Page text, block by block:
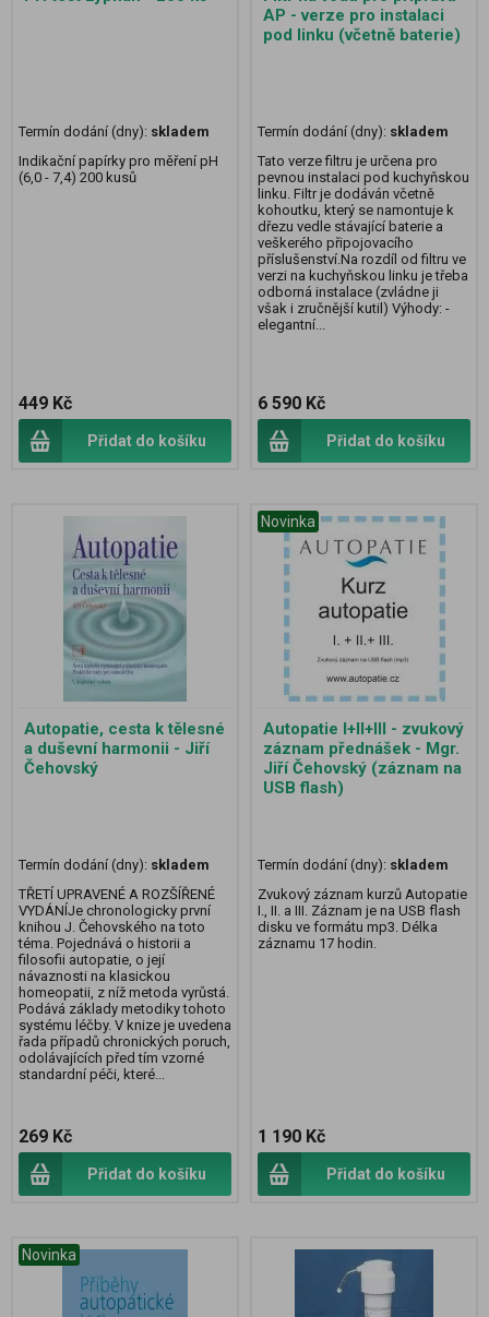
Termín dodání (dny): skladem
Indikační papírky pro měření pH
(6,0 - 7,4) 200 kusů
449 Kč
Přidat do košíku
AP - verze pro instalaci
pod linku (včetně baterie)
Termín dodání (dny): skladem
Tato verze filtru je určena pro
pevnou instalaci pod kuchyňskou
linku. Filtr je dodáván včetně
kohoutku, který se namontuje k
dřezu vedle stávající baterie a
veškerého připojovacího
příslušenství.Na rozdíl od filtru ve
verzi na kuchyňskou linku je třeba
odborná instalace (zvládne ji
však i zručnější kutil) Výhody: -
elegantní...
6 590 Kč
Přidat do košíku
Autopatie, cesta k tělesné
a duševní harmonii - Jiří
Čehovský
Termín dodání (dny): skladem
TŘETÍ UPRAVENÉ A ROZŠÍŘENÉ
VYDÁNÍJe chronologicky první
knihou J. Čehovského na toto
téma. Pojednává o historii a
filosofii autopatie, o její
návaznosti na klasickou
homeopatii, z níž metoda vyrůstá.
Podává základy metodiky tohoto
systému léčby. V knize je uvedena
řada případů chronických poruch,
odolávajících před tím vzorné
standardní péči, které...
269 Kč
Přidat do košíku
Novinka
Autopatie I+II+III - zvukový
záznam přednášek - Mgr.
Jiří Čehovský (záznam na
USB flash)
Termín dodání (dny): skladem
Zvukový záznam kurzů Autopatie
I., II. a III. Záznam je na USB flash
disku ve formátu mp3. Délka
záznamu 17 hodin.
1 190 Kč
Přidat do košíku
Novinka